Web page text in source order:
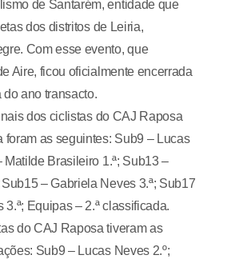
de Santarém, entidade que
dos distritos de Leiria,
Com esse evento, que
Aire, ficou oficialmente encerrada
ano transacto.
dos ciclistas do CAJ Raposa
foram as seguintes: Sub9 – Lucas
Matilde Brasileiro 1.ª; Sub13 –
– Gabriela Neves 3.ª; Sub17
Equipas – 2.ª classificada.
do CAJ Raposa tiveram as
Sub9 – Lucas Neves 2.º;